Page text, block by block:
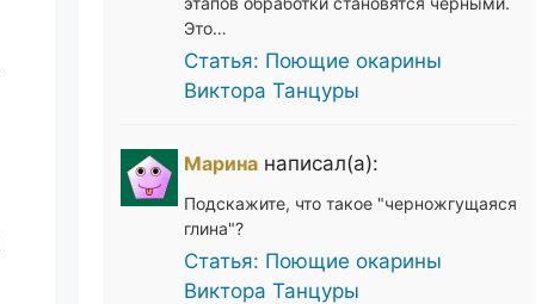
Это…
Статья: Поющие окарины
Виктора Танцуры
Маринанаписал(а):
Подскажите, что такое "черножгущаяся
глина"?
Статья: Поющие окарины
Виктора Танцуры